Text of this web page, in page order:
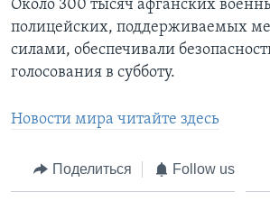
Около 300 тысяч афганских
полицейских, поддерживаемых
силами, обеспечивали
голосования в субботу.
Новости мира читайте здесь
Поделиться Follow us